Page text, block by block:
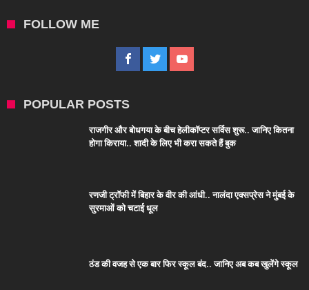
FOLLOW ME
POPULAR POSTS
राजगीर और बोधगया के बीच हेलीकॉप्टर सर्विस शुरू.. जानिए कितना
होगा किराया.. शादी के लिए भी करा सकते हैं बुक
रणजी ट्रॉफी में बिहार के वीर की आंधी.. नालंदा एक्सप्रेस ने मुंबई के
सुरमाओं को चटाई धूल
ठंड की वजह से एक बार फिर स्कूल बंद.. जानिए अब कब खुलेंगे स्कूल